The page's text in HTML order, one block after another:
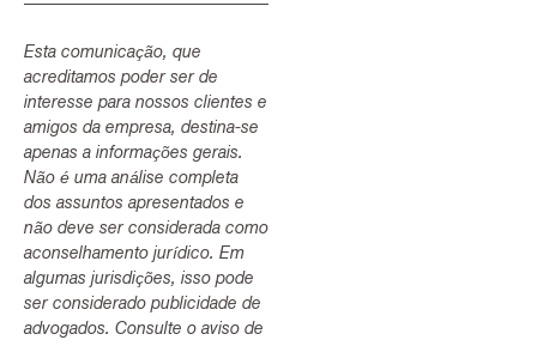
Esta comunicação, que
acreditamos poder ser de
interesse para nossos clientes e
amigos da empresa, destina-se
apenas a informações gerais.
Não é uma análise completa
dos assuntos apresentados e
não deve ser considerada como
aconselhamento jurídico. Em
algumas jurisdições, isso pode
ser considerado publicidade de
advogados. Consulte o aviso de